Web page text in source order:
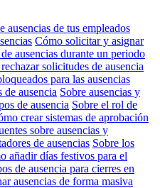
de tus empleados
Cómo solicitar y asignar
ausencias durante un periodo
solicitudes de ausencia
para las ausencias
de ausencia Sobre ausencias y
de ausencia Sobre el rol de
crear sistemas de aprobación
sobre ausencias y
de ausencias Sobre los
añadir días festivos para el
de ausencia para cierres en
ausencias de forma masiva